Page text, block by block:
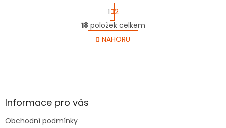
O
v
l
d
S
t
r
á
n
k
v
1 2
18 položek celkem
NAHORU
Z
aInformace pro vás
Obchodní podmínky